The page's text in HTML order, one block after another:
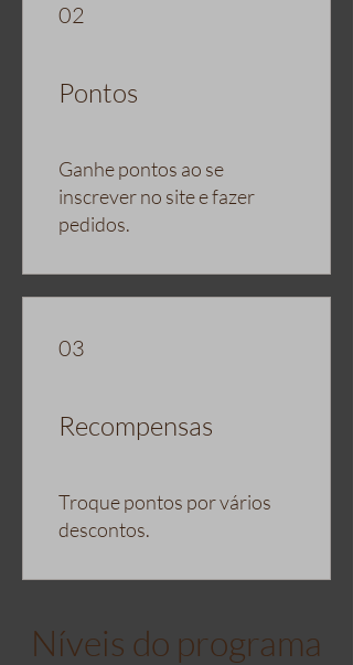
02
Pontos
Ganhe pontos ao se
inscrever no site e fazer
pedidos.
03
Recompensas
Troque pontos por vários
descontos.
Níveis do programa